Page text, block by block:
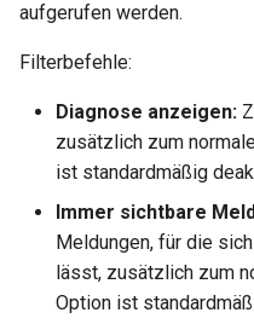
aufgerufen werden.
Filterbefehle:
Diagnose anzeigen:
zusätzlich zum
ist standardmäßig
Immer sichtbare
Meldungen, für die
lässt, zusätzlich zum
Option ist